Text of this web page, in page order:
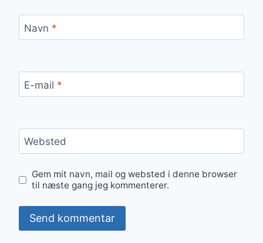
Navn *
E-mail *
Websted
Gem mit navn, mail og websted i denne browser
til næste gang jeg kommenterer.